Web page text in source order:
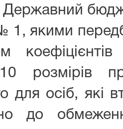
Державний
1, якими
розмірів
для осіб, які
до